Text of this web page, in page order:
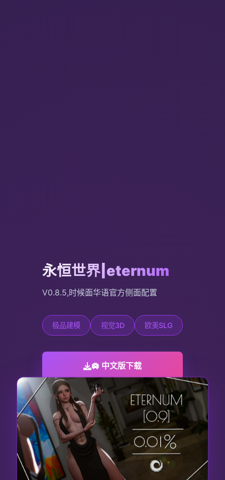
永恒世界|eternum
V0.8.5,时候面华语官方侧面配置
极品建模 视觉3D 欧美SLG
🛄 中文版下载